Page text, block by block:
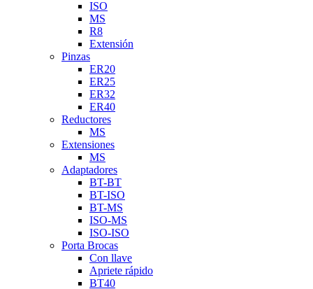
ISO
MS
R8
Extensión
Pinzas
ER20
ER25
ER32
ER40
Reductores
MS
Extensiones
MS
Adaptadores
BT-BT
BT-ISO
BT-MS
ISO-MS
ISO-ISO
Porta Brocas
Con llave
Apriete rápido
BT40